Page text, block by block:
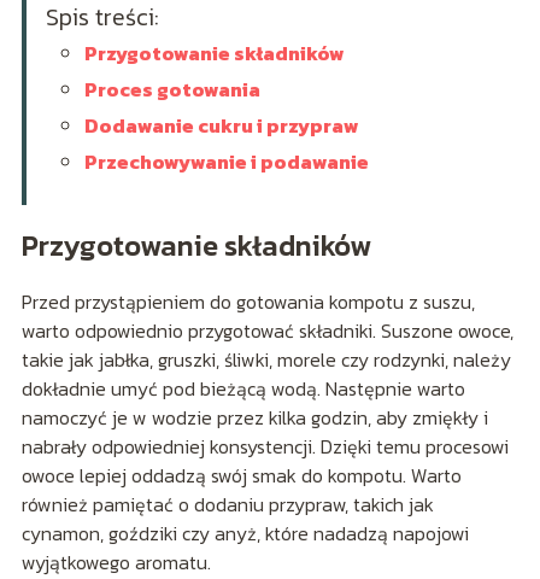
Spis treści:
Przygotowanie składników
Proces gotowania
Dodawanie cukru i przypraw
Przechowywanie i podawanie
Przygotowanie składników
Przed przystąpieniem do gotowania kompotu z suszu,
warto odpowiednio przygotować składniki. Suszone owoce,
takie jak jabłka, gruszki, śliwki, morele czy rodzynki, należy
dokładnie umyć pod bieżącą wodą. Następnie warto
namoczyć je w wodzie przez kilka godzin, aby zmiękły i
nabrały odpowiedniej konsystencji. Dzięki temu procesowi
owoce lepiej oddadzą swój smak do kompotu. Warto
również pamiętać o dodaniu przypraw, takich jak
cynamon, goździki czy anyż, które nadadzą napojowi
wyjątkowego aromatu.